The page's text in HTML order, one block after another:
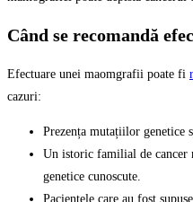
Când se recomandă
Efectuare unei maomgrafii poate fi
cazuri:
Prezența mutațiilor genetice
Un istoric familial de cancer
genetice cunoscute.
Pacientele care au fost